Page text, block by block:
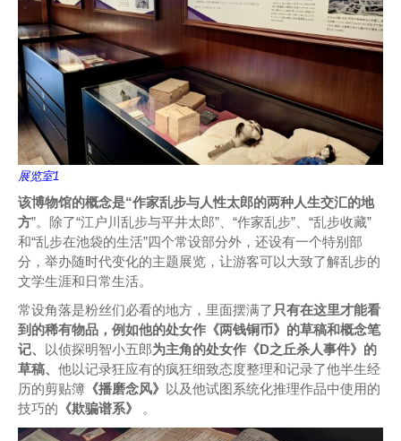
展览室1
该博物馆的概念是“作家乱步与人性太郎的两种人生交汇的地
方”。除了“江户川乱步与平井太郎”、“作家乱步”、“乱步收藏”
和“乱步在池袋的生活”四个常设部分外，还设有一个特别部
分，举办随时代变化的主题展览，让游客可以大致了解乱步的
文学生涯和日常生活。
常设角落是粉丝们必看的地方，里面摆满了 只有在这里才能看
到的稀有物品，例如他的处女作《两钱铜币》的草稿和概念笔
记、
以侦探明智小五郎为主角的处女作《D之丘杀人事件》的
草稿、 他以记录狂应有的疯狂细致态度整理和记录了他半生经
历的剪贴簿 《播磨念风》 以及他试图系统化推理作品中使用的
技巧的 《欺骗谱系》 。